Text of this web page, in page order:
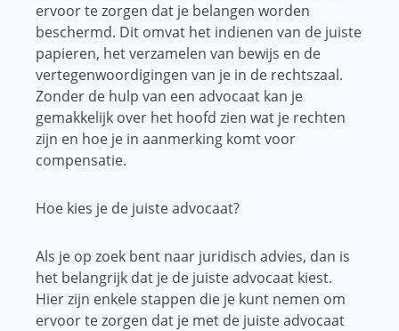
ervoor te zorgen dat je belangen worden
beschermd. Dit omvat het indienen van de juiste
papieren, het verzamelen van bewijs en de
vertegenwoordigingen van je in de rechtszaal.
Zonder de hulp van een advocaat kan je
gemakkelijk over het hoofd zien wat je rechten
zijn en hoe je in aanmerking komt voor
compensatie.
Hoe kies je de juiste advocaat?
Als je op zoek bent naar juridisch advies, dan is
het belangrijk dat je de juiste advocaat kiest.
Hier zijn enkele stappen die je kunt nemen om
ervoor te zorgen dat je met de juiste advocaat